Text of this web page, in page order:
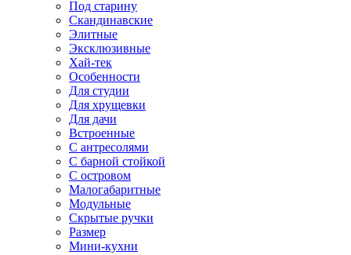
Под старину
Скандинавские
Элитные
Эксклюзивные
Хай-тек
Особенности
Для студии
Для хрущевки
Для дачи
Встроенные
С антресолями
С барной стойкой
С островом
Малогабаритные
Модульные
Скрытые ручки
Размер
Мини-кухни